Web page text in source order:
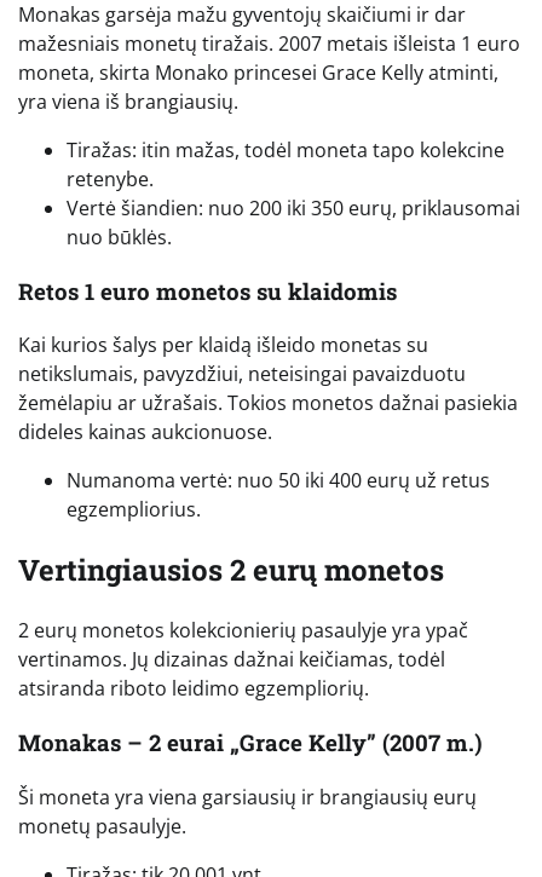
Monakas garsėja mažu gyventojų skaičiumi ir dar
mažesniais monetų tiražais. 2007 metais išleista 1 euro
moneta, skirta Monako princesei Grace Kelly atminti,
yra viena iš brangiausių.
Tiražas: itin mažas, todėl moneta tapo kolekcine
retenybe.
Vertė šiandien: nuo 200 iki 350 eurų, priklausomai
nuo būklės.
Retos 1 euro monetos su klaidomis
Kai kurios šalys per klaidą išleido monetas su
netikslumais, pavyzdžiui, neteisingai pavaizduotu
žemėlapiu ar užrašais. Tokios monetos dažnai pasiekia
dideles kainas aukcionuose.
Numanoma vertė: nuo 50 iki 400 eurų už retus
egzempliorius.
Vertingiausios 2 eurų monetos
2 eurų monetos kolekcionierių pasaulyje yra ypač
vertinamos. Jų dizainas dažnai keičiamas, todėl
atsiranda riboto leidimo egzempliorių.
Monakas – 2 eurai „Grace Kelly” (2007 m.)
Ši moneta yra viena garsiausių ir brangiausių eurų
monetų pasaulyje.